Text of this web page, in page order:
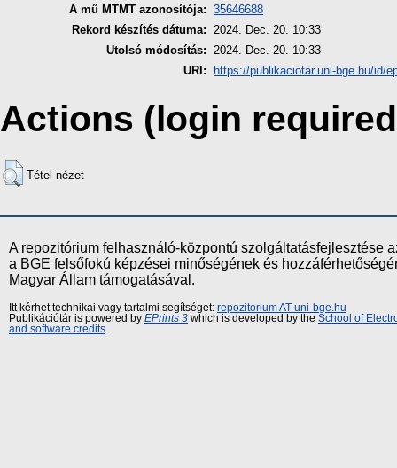
A mű MTMT azonosítója: 35646688
Rekord készítés dátuma: 2024. Dec. 20. 10:33
Utolsó módosítás: 2024. Dec. 20. 10:33
URI:
https://publikaciotar.uni-bge.hu/id/
Actions (login
Tétel nézet
A repozitórium felhasználó-központú szolgáltatásfejlesztése
a BGE felsőfokú képzései minőségének és
Magyar Állam támogatásával.
Itt kérhet technikai vagy tartalmi segítséget: repozitorium AT uni-bge.hu
Publikációtár is powered by EPrints 3 which is developed by the School of
and software credits